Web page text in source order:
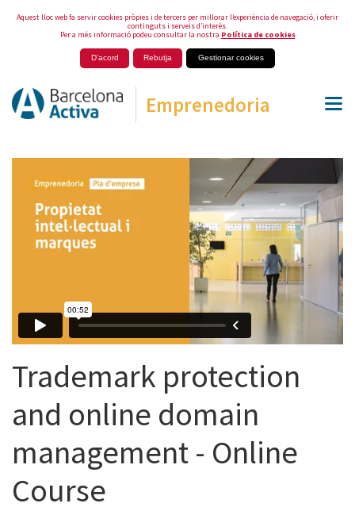
Aquest lloc web fa servir cookies pròpies i de tercers per millorar l’experiència de navegació, i oferir
continguts i serveis d’interès.
Per a més informació podeu consultar la nostra Política de cookies
D'acord Rebutja Gestionar cookies
Emprenedoria
Trademark protection
and online domain
management - Online
Course